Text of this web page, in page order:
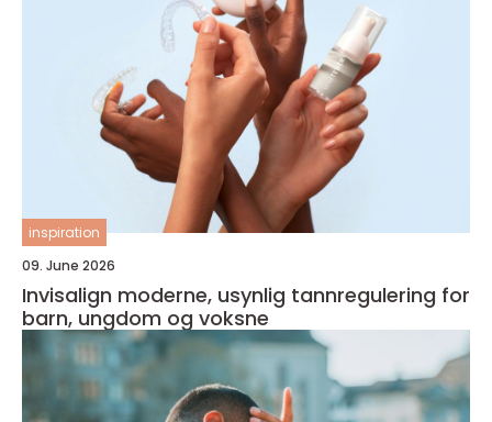
inspiration
09. June 2026
Invisalign moderne, usynlig tannregulering for
barn, ungdom og voksne